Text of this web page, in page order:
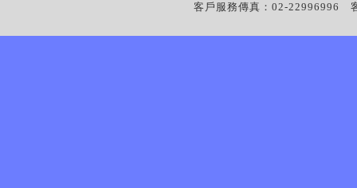
客戶服務傳真：02-22996996